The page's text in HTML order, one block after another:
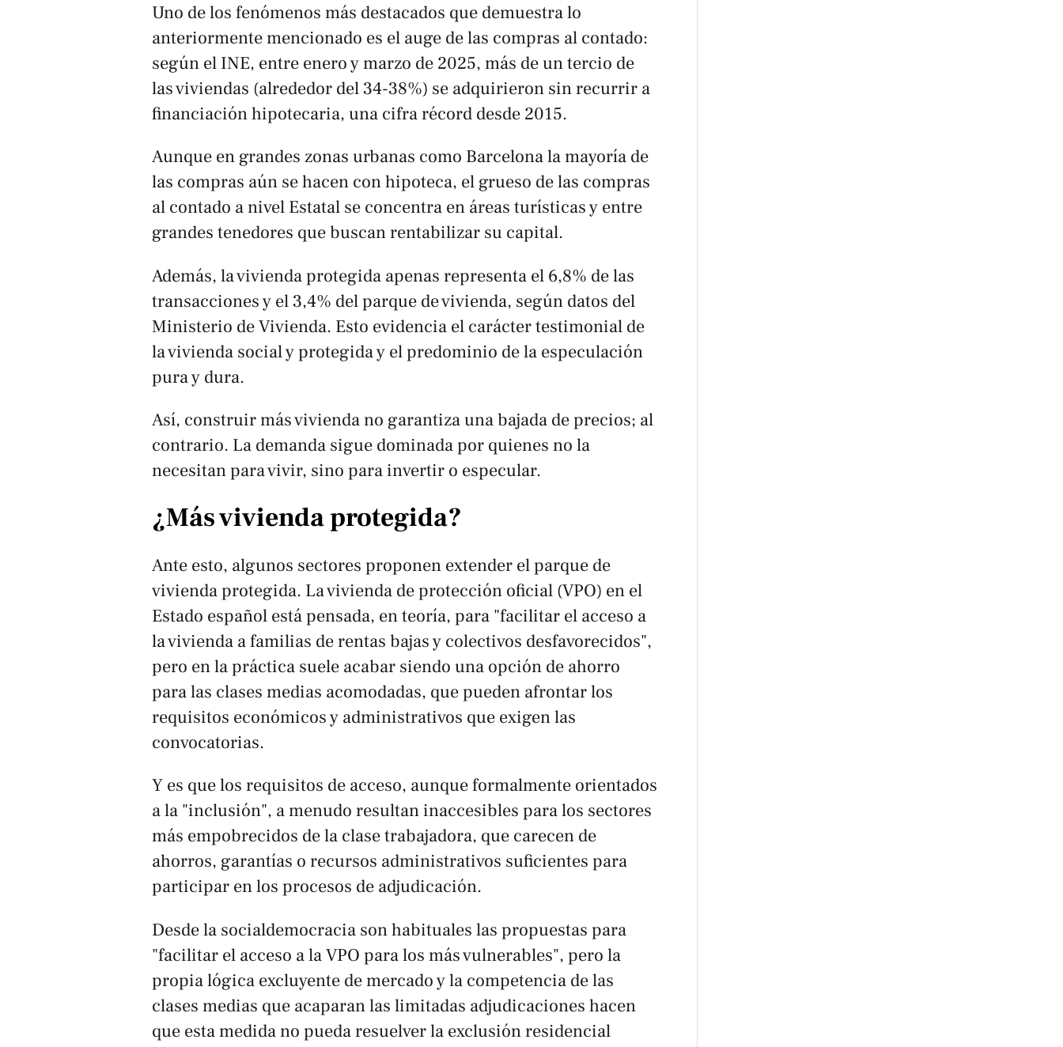
Uno de los fenómenos más destacados que demuestra lo
anteriormente mencionado es el auge de las compras al contado:
según el INE, entre enero y marzo de 2025, más de un tercio de
las viviendas (alrededor del 34-38%) se adquirieron sin recurrir a
financiación hipotecaria, una cifra récord desde 2015.
Aunque en grandes zonas urbanas como Barcelona la mayoría de
las compras aún se hacen con hipoteca, el grueso de las compras
al contado a nivel Estatal se concentra en áreas turísticas y entre
grandes tenedores que buscan rentabilizar su capital.
Además, la vivienda protegida apenas representa el 6,8% de las
transacciones y el 3,4% del parque de vivienda, según datos del
Ministerio de Vivienda. Esto evidencia el carácter testimonial de
la vivienda social y protegida y el predominio de la especulación
pura y dura.
Así, construir más vivienda no garantiza una bajada de precios; al
contrario. La demanda sigue dominada por quienes no la
necesitan para vivir, sino para invertir o especular.
¿Más vivienda protegida?
Ante esto, algunos sectores proponen extender el parque de
vivienda protegida. La vivienda de protección oficial (VPO) en el
Estado español está pensada, en teoría, para "facilitar el acceso a
la vivienda a familias de rentas bajas y colectivos desfavorecidos",
pero en la práctica suele acabar siendo una opción de ahorro
para las clases medias acomodadas, que pueden afrontar los
requisitos económicos y administrativos que exigen las
convocatorias.
Y es que los requisitos de acceso, aunque formalmente orientados
a la "inclusión", a menudo resultan inaccesibles para los sectores
más empobrecidos de la clase trabajadora, que carecen de
ahorros, garantías o recursos administrativos suficientes para
participar en los procesos de adjudicación.
Desde la socialdemocracia son habituales las propuestas para
"facilitar el acceso a la VPO para los más vulnerables", pero la
propia lógica excluyente de mercado y la competencia de las
clases medias que acaparan las limitadas adjudicaciones hacen
que esta medida no pueda resuelver la exclusión residencial